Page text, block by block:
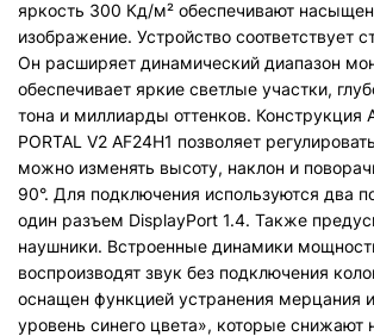
яркость 300 Кд/м² обеспечивают
изображение. Устройство соответствует
Он расширяет динамический диапазон
обеспечивает яркие светлые участки,
тона и миллиарды оттенков. Конструкция
PORTAL V2 AF24H1 позволяет
можно изменять высоту, наклон и
90°. Для подключения используются два
один разъем DisplayPort 1.4. Также
наушники. Встроенные динамики
воспроизводят звук без подключения
оснащен функцией устранения мерцания
уровень синего цвета», которые снижают